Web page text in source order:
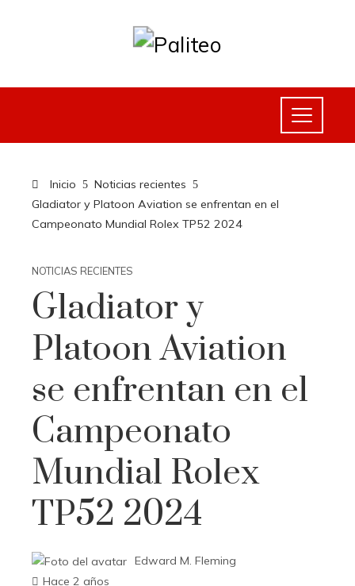
Inicio
Noticias recientes
Gladiator y Platoon Aviation se enfrentan en el
Campeonato Mundial Rolex TP52 2024
NOTICIAS RECIENTES
Gladiator y
Platoon Aviation
se enfrentan en el
Campeonato
Mundial Rolex
TP52 2024
Edward M. Fleming
Hace 2 años